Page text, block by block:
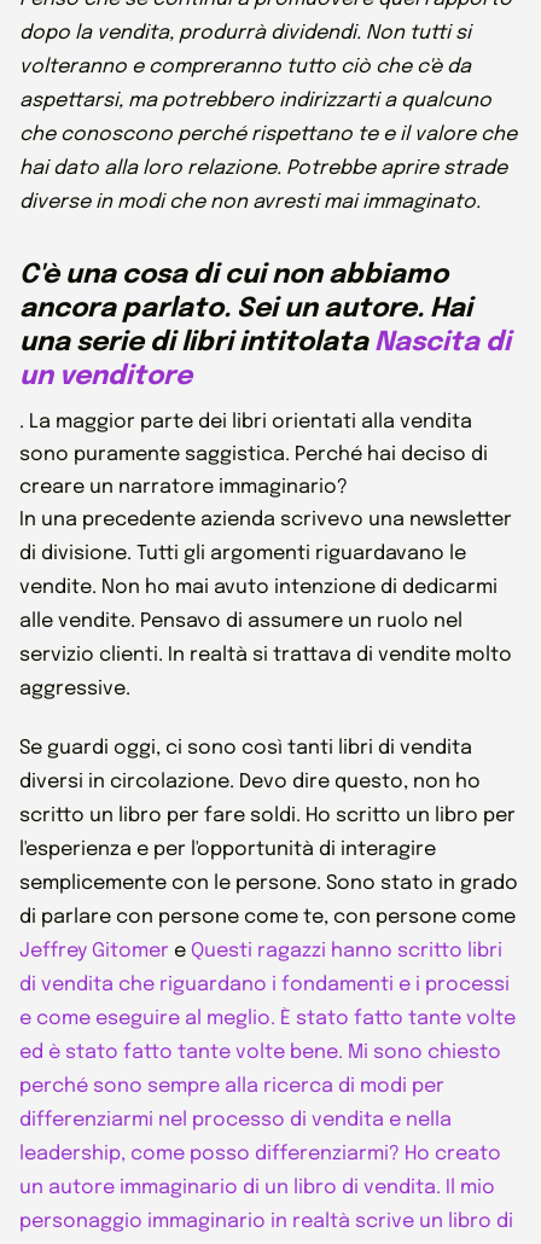
dopo la vendita, produrrà dividendi. Non tutti si
volteranno e compreranno tutto ciò che c'è da
aspettarsi, ma potrebbero indirizzarti a qualcuno
che conoscono perché rispettano te e il valore che
hai dato alla loro relazione. Potrebbe aprire strade
diverse in modi che non avresti mai immaginato.
C'è una cosa di cui non abbiamo
ancora parlato. Sei un autore. Hai
una serie di libri intitolata Nascita di
un venditore
. La maggior parte dei libri orientati alla vendita
sono puramente saggistica. Perché hai deciso di
creare un narratore immaginario?
In una precedente azienda scrivevo una newsletter
di divisione. Tutti gli argomenti riguardavano le
vendite. Non ho mai avuto intenzione di dedicarmi
alle vendite. Pensavo di assumere un ruolo nel
servizio clienti. In realtà si trattava di vendite molto
aggressive.
Se guardi oggi, ci sono così tanti libri di vendita
diversi in circolazione. Devo dire questo, non ho
scritto un libro per fare soldi. Ho scritto un libro per
l'esperienza e per l'opportunità di interagire
semplicemente con le persone. Sono stato in grado
di parlare con persone come te, con persone come
Jeffrey Gitomer e Questi ragazzi hanno scritto libri
di vendita che riguardano i fondamenti e i processi
e come eseguire al meglio. È stato fatto tante volte
ed è stato fatto tante volte bene. Mi sono chiesto
perché sono sempre alla ricerca di modi per
differenziarmi nel processo di vendita e nella
leadership, come posso differenziarmi? Ho creato
un autore immaginario di un libro di vendita. Il mio
personaggio immaginario in realtà scrive un libro di